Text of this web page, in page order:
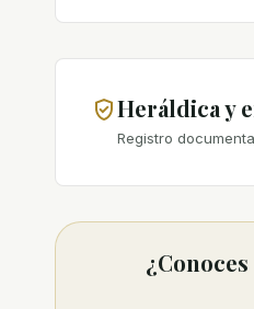
Heráldica y
Registro